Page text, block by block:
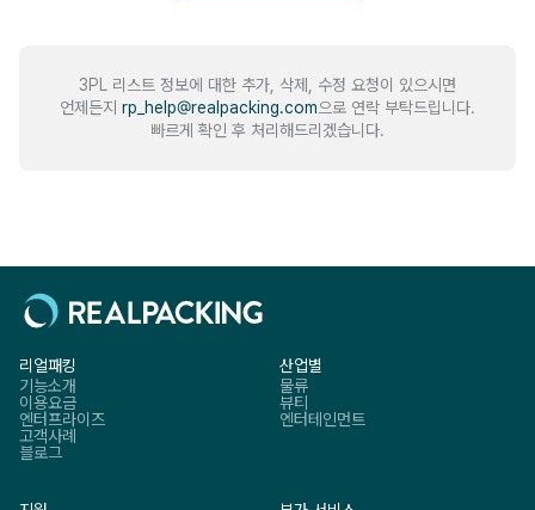
3PL 리스트 정보에 대한 추가, 삭제, 수정 요청이 있으시면
언제든지 rp_help@realpacking.com으로 연락 부탁드립니다.
빠르게 확인 후 처리해드리겠습니다.
리얼패킹
기능소개
이용요금
엔터프라이즈
고객사례
블로그
산업별
물류
뷰티
엔터테인먼트